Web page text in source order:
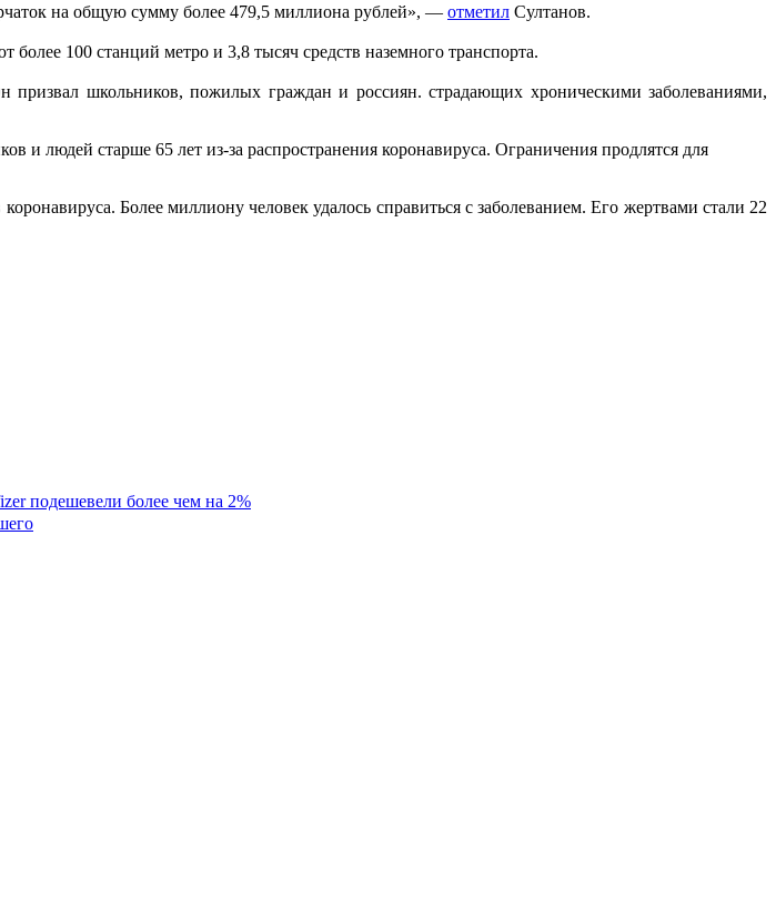
на общую сумму более 479,5 миллиона рублей», — отметил Султанов.
более 100 станций метро и 3,8 тысяч средств наземного транспорта.
школьников, пожилых граждан и россиян. страдающих хроническими заболеваниями,
и людей старше 65 лет из-за распространения коронавируса. Ограничения продлятся для
коронавируса. Более миллиону человек удалось справиться с заболеванием. Его жертвами стали 22
подешевели более чем на 2%